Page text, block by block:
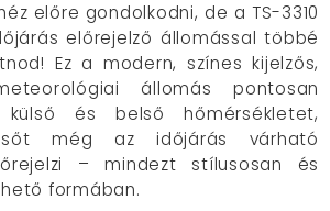
előre gondolkodni, de a TS-3310
előrejelző állomással többé
Ez a modern, színes kijelzős,
állomás pontosan
és belső hőmérsékletet,
sőt még az időjárás várható
– mindezt stílusosan és
formában.